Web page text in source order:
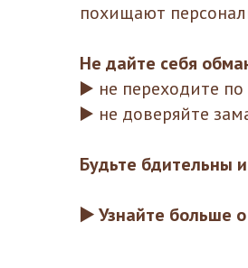
похищают
Не дайте себя
▶️ не переходите
▶️ не доверяйте
Будьте бдительны
▶️ Узнайте больше